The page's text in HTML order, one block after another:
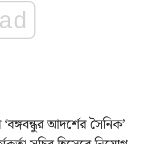
ad
আদর্শের সৈনিক’